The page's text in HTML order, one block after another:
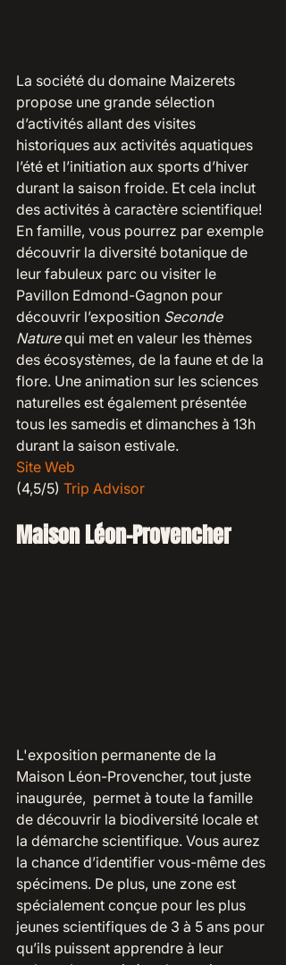
La société du domaine Maizerets
propose une grande sélection
d’activités allant des visites
historiques aux activités aquatiques
l’été et l’initiation aux sports d’hiver
durant la saison froide. Et cela inclut
des activités à caractère scientifique!
En famille, vous pourrez par exemple
découvrir la diversité botanique de
leur fabuleux parc ou visiter le
Pavillon Edmond-Gagnon pour
découvrir l’exposition Seconde
Nature qui met en valeur les thèmes
des écosystèmes, de la faune et de la
flore. Une animation sur les sciences
naturelles est également présentée
tous les samedis et dimanches à 13h
durant la saison estivale.
Site Web
(4,5/5) Trip Advisor
Maison Léon-Provencher
L'exposition permanente de la
Maison Léon-Provencher, tout juste
inaugurée,  permet à toute la famille
de découvrir la biodiversité locale et
la démarche scientifique. Vous aurez
la chance d’identifier vous-même des
spécimens. De plus, une zone est
spécialement conçue pour les plus
jeunes scientifiques de 3 à 5 ans pour
qu’ils puissent apprendre à leur